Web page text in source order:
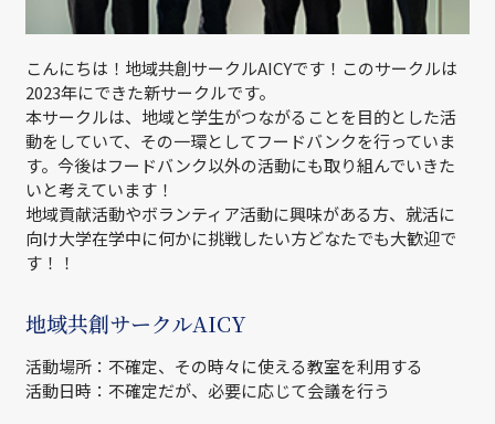
こんにちは！地域共創サークルAICYです！このサークルは
2023年にできた新サークルです。
本サークルは、地域と学生がつながることを目的とした活
動をしていて、その一環としてフードバンクを行っていま
す。今後はフードバンク以外の活動にも取り組んでいきた
いと考えています！
地域貢献活動やボランティア活動に興味がある方、就活に
向け大学在学中に何かに挑戦したい方どなたでも大歓迎で
す！！
地域共創サークルAICY
活動場所：不確定、その時々に使える教室を利用する
活動日時：不確定だが、必要に応じて会議を行う